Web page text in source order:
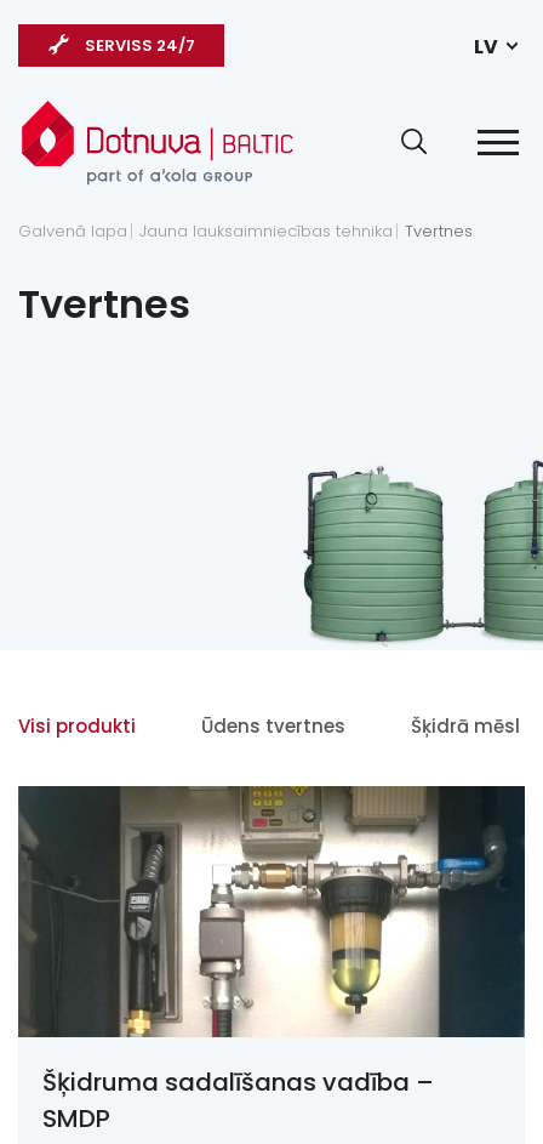
LV
SERVISS 24/7
Galvenā lapa Jauna lauksaimniecības tehnika Tvertnes
Tvertnes
Visi produkti Ūdens tvertnes Šķidrā
Šķidruma sadalīšanas vadība –
SMDP